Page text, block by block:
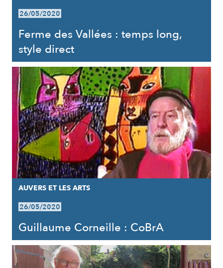
26/05/2020
Ferme des Vallées : temps long,
style direct
AUVERS ET LES ARTS
26/05/2020
Guillaume Corneille : CoBrA